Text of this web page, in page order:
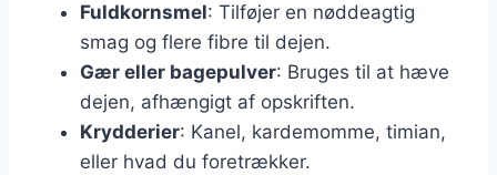
Fuldkornsmel: Tilføjer en nøddeagtig
smag og flere fibre til dejen.
Gær eller bagepulver: Bruges til at hæve
dejen, afhængigt af opskriften.
Krydderier: Kanel, kardemomme, timian,
eller hvad du foretrækker.